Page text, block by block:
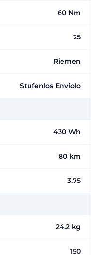
60 Nm
25
Riemen
Stufenlos Enviolo
430 Wh
80 km
3.75
24.2 kg
150